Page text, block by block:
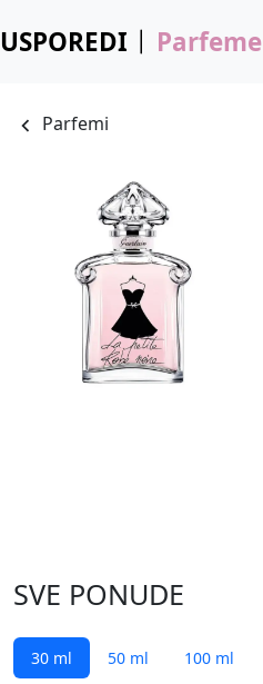
USPOREDI Parfeme
Parfemi
SVE PONUDE
30 ml 50 ml 100 ml